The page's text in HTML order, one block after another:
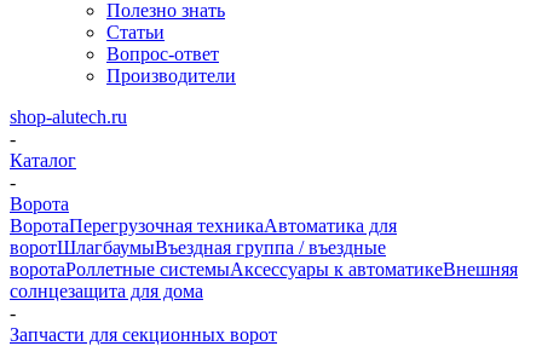
Полезно знать
Статьи
Вопрос-ответ
Производители
shop-alutech.ru
-
Каталог
-
Ворота
ВоротаПерегрузочная техникаАвтоматика для
воротШлагбаумыВъездная группа / въездные
воротаРоллетные системыАксессуары к автоматикеВнешняя
солнцезащита для дома
-
Запчасти для секционных ворот